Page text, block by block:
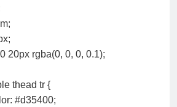
20px rgba(0, 0, 0, 0.1);
thead tr {
#d35400;